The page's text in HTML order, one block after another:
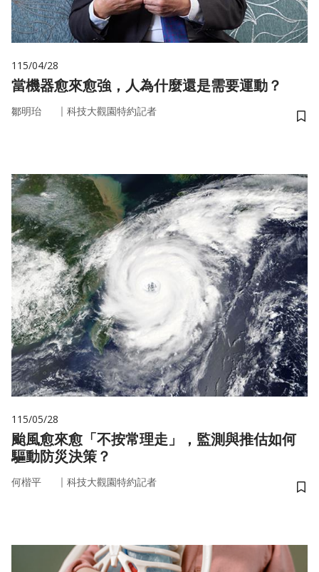
115/04/28
當機器愈來愈強，人為什麼還是需要運動？
鄒明珆 ｜ 科技大觀園特約記者
儲
115/05/28
颱風愈來愈「不按常理走」，監測與推估如何
驅動防災決策？
何楷平 ｜ 科技大觀園特約記者
儲